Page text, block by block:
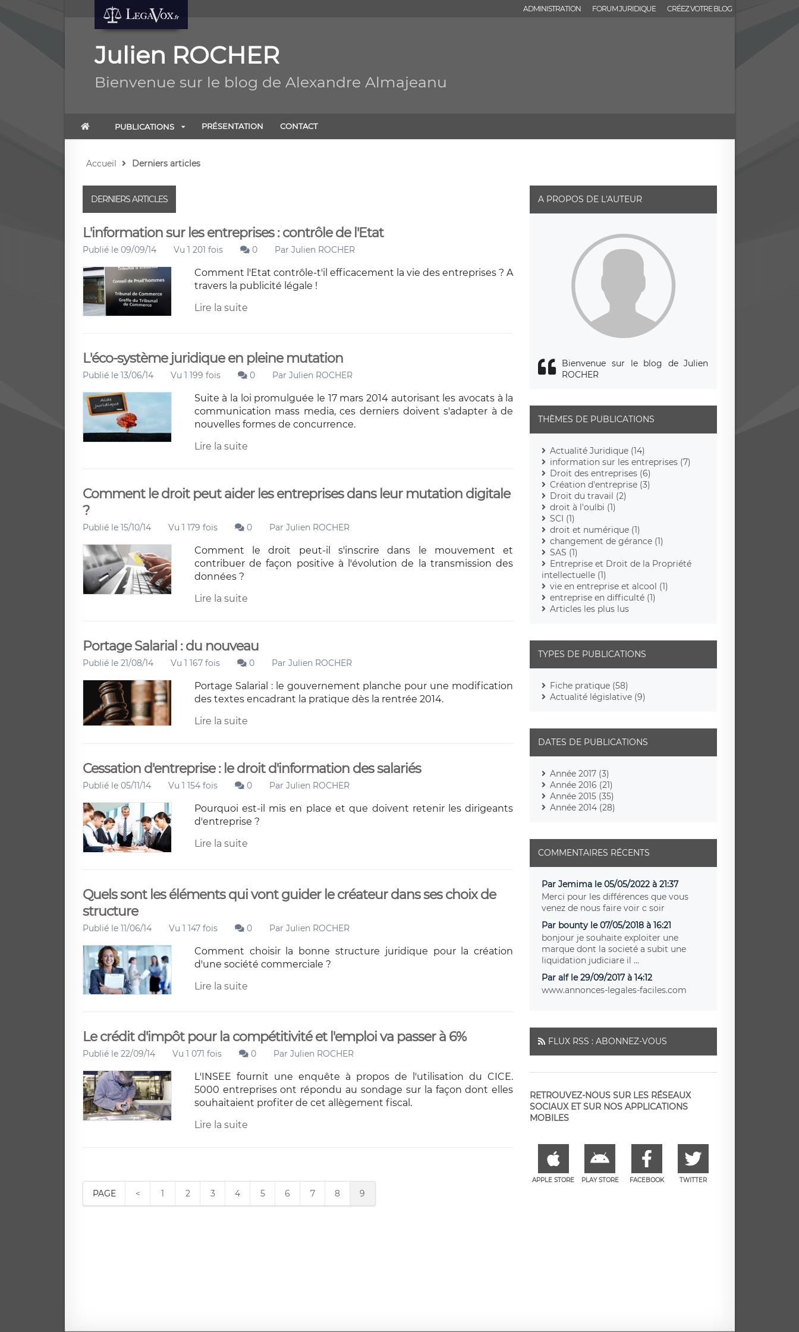
ADMINISTRATION FORUM JURIDIQUE CRÉEZ VOTRE BLOG
Julien ROCHER
Bienvenue sur le blog de Alexandre Almajeanu
PUBLICATIONS PRÉSENTATION CONTACT
Accueil Derniers articles
DERNIERS ARTICLES
L'information sur les entreprises : contrôle de l'Etat
Publié le 09/09/14 Vu 1 201 fois 0 Par Julien ROCHER
Comment l'Etat contrôle-t'il efficacement la vie des entreprises ? A
travers la publicité légale !
Lire la suite
L'éco-système juridique en pleine mutation
Publié le 13/06/14 Vu 1 199 fois 0 Par Julien ROCHER
Suite à la loi promulguée le 17 mars 2014 autorisant les avocats à la
communication mass media, ces derniers doivent s'adapter à de
nouvelles formes de concurrence.
Lire la suite
Comment le droit peut aider les entreprises dans leur mutation digitale
?
Publié le 15/10/14 Vu 1 179 fois 0 Par Julien ROCHER
Comment le droit peut-il s'inscrire dans le mouvement et
contribuer de façon positive à l'évolution de la transmission des
données ?
Lire la suite
Portage Salarial : du nouveau
Publié le 21/08/14 Vu 1 167 fois 0 Par Julien ROCHER
Portage Salarial : le gouvernement planche pour une modification
des textes encadrant la pratique dès la rentrée 2014.
Lire la suite
Cessation d'entreprise : le droit d'information des salariés
Publié le 05/11/14 Vu 1 154 fois 0 Par Julien ROCHER
Pourquoi est-il mis en place et que doivent retenir les dirigeants
d'entreprise ?
Lire la suite
Quels sont les éléments qui vont guider le créateur dans ses choix de
structure
Publié le 11/06/14 Vu 1 147 fois 0 Par Julien ROCHER
Comment choisir la bonne structure juridique pour la création
d'une société commerciale ?
Lire la suite
Le crédit d'impôt pour la compétitivité et l'emploi va passer à 6%
Publié le 22/09/14 Vu 1 071 fois 0 Par Julien ROCHER
L'INSEE fournit une enquête à propos de l'utilisation du CICE.
5000 entreprises ont répondu au sondage sur la façon dont elles
souhaitaient profiter de cet allègement fiscal.
Lire la suite
PAGE < 1 2 3 4 5 6 7 8 9
A PROPOS DE L'AUTEUR
Bienvenue sur le blog de Julien
ROCHER
THÈMES DE PUBLICATIONS
Actualité Juridique (14)
information sur les entreprises (7)
Droit des entreprises (6)
Création d'entreprise (3)
Droit du travail (2)
droit à l'oulbi (1)
SCI (1)
droit et numérique (1)
changement de gérance (1)
SAS (1)
Entreprise et Droit de la Propriété
intellectuelle (1)
vie en entreprise et alcool (1)
entreprise en difficulté (1)
Articles les plus lus
TYPES DE PUBLICATIONS
Fiche pratique (58)
Actualité législative (9)
DATES DE PUBLICATIONS
Année 2017 (3)
Année 2016 (21)
Année 2015 (35)
Année 2014 (28)
COMMENTAIRES RÉCENTS
Par Jemima le 05/05/2022 à 21:37
Merci pour les différences que vous
venez de nous faire voir c soir
Par bounty le 07/05/2018 à 16:21
bonjour je souhaite exploiter une
marque dont la societé a subit une
liquidation judiciare il ...
Par alf le 29/09/2017 à 14:12
www.annonces-legales-faciles.com
FLUX RSS : ABONNEZ-VOUS
RETROUVEZ-NOUS SUR LES RÉSEAUX
SOCIAUX ET SUR NOS APPLICATIONS
MOBILES
APPLE STORE PLAY STORE FACEBOOK TWITTER